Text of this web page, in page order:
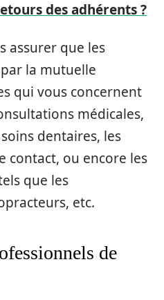
des adhérents ?
assurer que les
la mutuelle
qui vous concernent
médicales,
dentaires, les
contact, ou encore les
que les
etc.
de